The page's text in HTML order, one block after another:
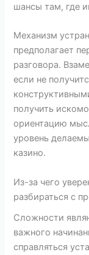
шансы там, где
Механизм
предполагает
разговора.
если не
получить
ориентацию
уровень
казино.
Из-за чего
разбираться с
Сложности
важного
справляться